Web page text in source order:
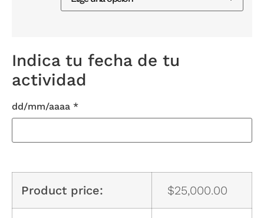
Indica tu fecha de tu
actividad
dd/mm/aaaa *
Product price: $25,000.00